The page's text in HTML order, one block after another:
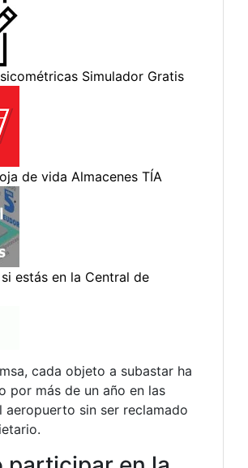
cada objeto a subastar ha
por más de un año en las
aeropuerto sin ser reclamado